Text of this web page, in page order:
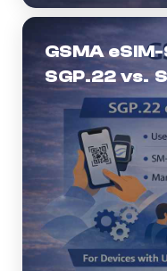
GSMA
SGP.22 vs.